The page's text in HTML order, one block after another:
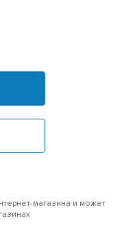
магазина и может